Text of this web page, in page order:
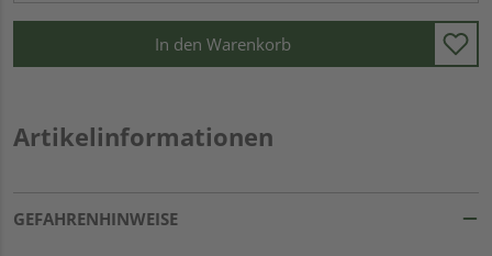
In den Warenkorb
Artikelinformationen
GEFAHRENHINWEISE